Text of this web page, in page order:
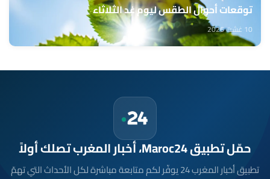
توقعات أحوال الطقس ليوم غد الثلاثاء
10 غشت 2026
حمّل تطبيق Maroc24، أخبار المغرب تصلك أولاً
تطبيق أخبار المغرب 24 يوفّر لكم متابعة مباشرة لكل الأحداث التي تهمّ